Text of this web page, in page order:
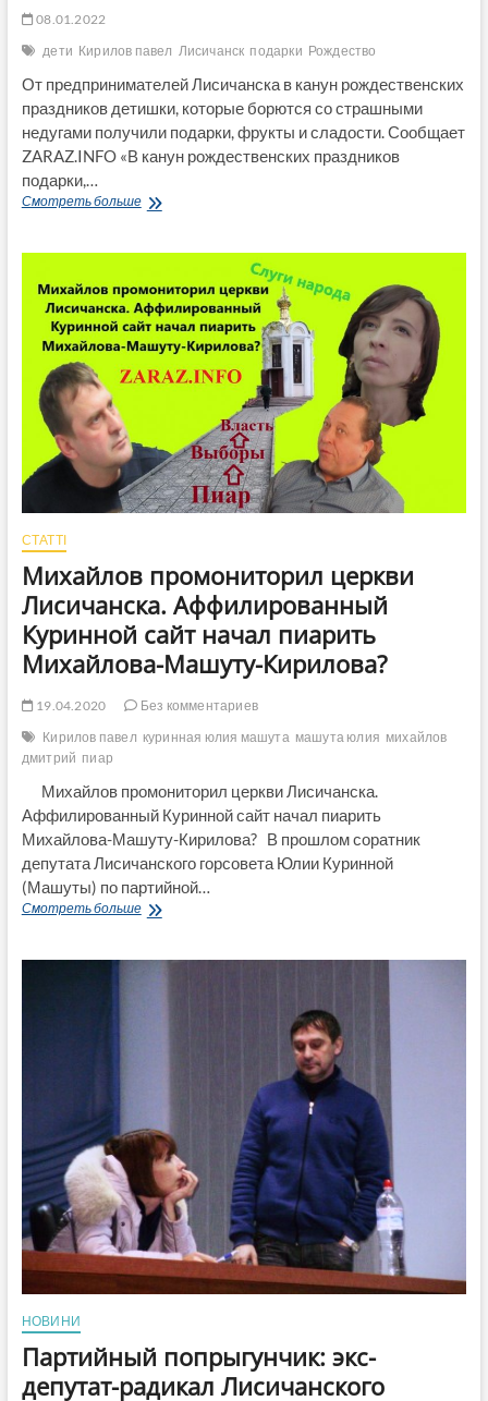
08.01.2022
дети Кирилов павел Лисичанск подарки Рождество
От предпринимателей Лисичанска в канун рождественских
праздников детишки, которые борются со страшными
недугами получили подарки, фрукты и сладости. Сообщает
ZARAZ.INFO «В канун рождественских праздников
подарки,…
Смотреть большеНа
борются
с
недугами
предприниматели
вручили
СТАТТІ
Михайлов промониторил церкви
Лисичанска. Аффилированный
Куринной сайт начал пиарить
Михайлова-Машуту-Кирилова?
19.04.2020
Без комментариев
Кирилов павел куринная юлия машута машута юлия михайлов
дмитрий пиар
Михайлов промониторил церкви Лисичанска.
Аффилированный Куринной сайт начал пиарить
Михайлова-Машуту-Кирилова? В прошлом соратник
депутата Лисичанского горсовета Юлии Куринной
(Машуты) по партийной…
Смотреть большеМихайлов
Лисичанска.
Кирилова?
НОВИНИ
Партийный попрыгунчик: экс-
депутат-радикал Лисичанского